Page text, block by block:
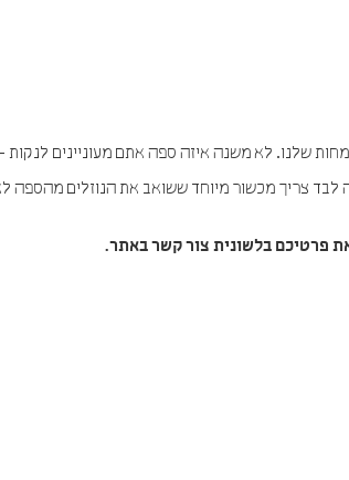
שלנו. לא משנה איזה ספה אתם מעוניינים לנקות
צריך מכשור מיוחד ששואב את הנוזלים מהספה